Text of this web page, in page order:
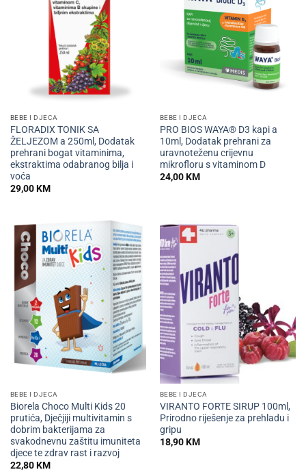
BEBE I DJECA
FLORADIX TONIK SA
ŽELJEZOM a 250ml, Dodatak
prehrani bogat vitaminima,
ekstraktima odabranog bilja i
voća
29,00KM
BEBE I DJECA
PRO BIOS WAYA® D3 kapi a
10ml, Dodatak prehrani za
uravnoteženu crijevnu
mikrofloru s vitaminom D
24,00KM
BEBE I DJECA
Biorela Choco Multi Kids 20
prutića, Dječjiji multivitamin s
dobrim bakterijama za
svakodnevnu zaštitu imuniteta
djece te zdrav rast i razvoj
22,80KM
BEBE I DJECA
VIRANTO FORTE SIRUP 100ml,
Prirodno riješenje za prehladu i
gripu
18,90KM